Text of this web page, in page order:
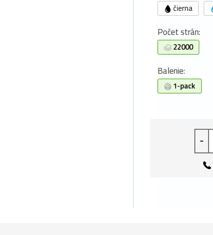
čierna
Počet strán:
22000
Balenie:
1-pack
-